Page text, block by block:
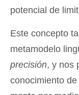
potencial de
Este concepto
metamodelo
precisión, y nos
conocimiento